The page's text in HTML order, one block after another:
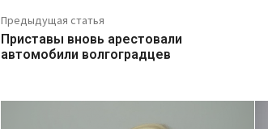
Предыдущая статья
Приставы вновь арестовали
автомобили волгоградцев